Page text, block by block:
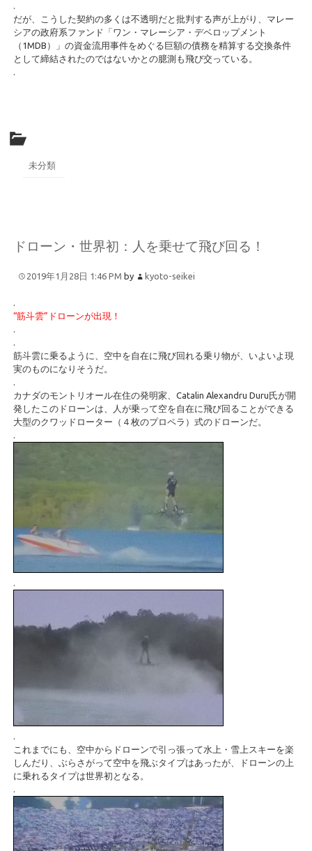
.
だが、こうした契約の多くは不透明だと批判する声が上がり、マレー
シアの政府系ファンド「ワン・マレーシア・デベロップメント
（1MDB）」の資金流用事件をめぐる巨額の債務を精算する交換条件
として締結されたのではないかとの臆測も飛び交っている。
.
未分類
ドローン・世界初：人を乗せて飛び回る！
2019年1月28日 1:46 PM by kyoto-seikei
“筋斗雲”ドローンが出現！
筋斗雲に乗るように、空中を自在に飛び回れる乗り物が、いよいよ現
実のものになりそうだ。
カナダのモントリオール在住の発明家、Catalin Alexandru Duru氏が開
発したこのドローンは、人が乗って空を自在に飛び回ることができる
大型のクワッドローター（４枚のプロペラ）式のドローンだ。
これまでにも、空中からドローンで引っ張って水上・雪上スキーを楽
しんだり、ぶらさがって空中を飛ぶタイプはあったが、ドローンの上
に乗れるタイプは世界初となる。